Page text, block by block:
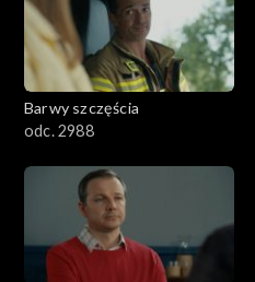
1101–1200
1001–1100
901–1000
801–900
782–800
Barwy szczęścia
odc. 2988